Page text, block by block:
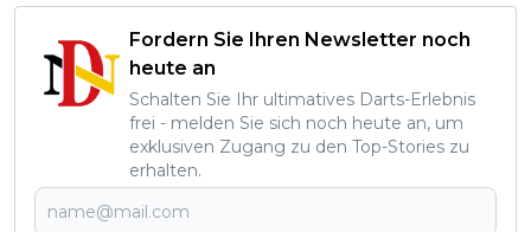
Fordern Sie Ihren Newsletter noch
heute an
Schalten Sie Ihr ultimatives Darts-Erlebnis
frei - melden Sie sich noch heute an, um
exklusiven Zugang zu den Top-Stories zu
erhalten.